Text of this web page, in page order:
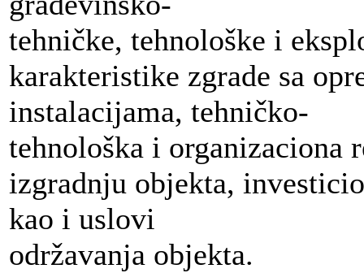
tehničke, tehnološke i
karakteristike zgrade sa
instalacijama, tehničko-
tehnološka i organizaciona
izgradnju objekta,
kao i uslovi
održavanja objekta.